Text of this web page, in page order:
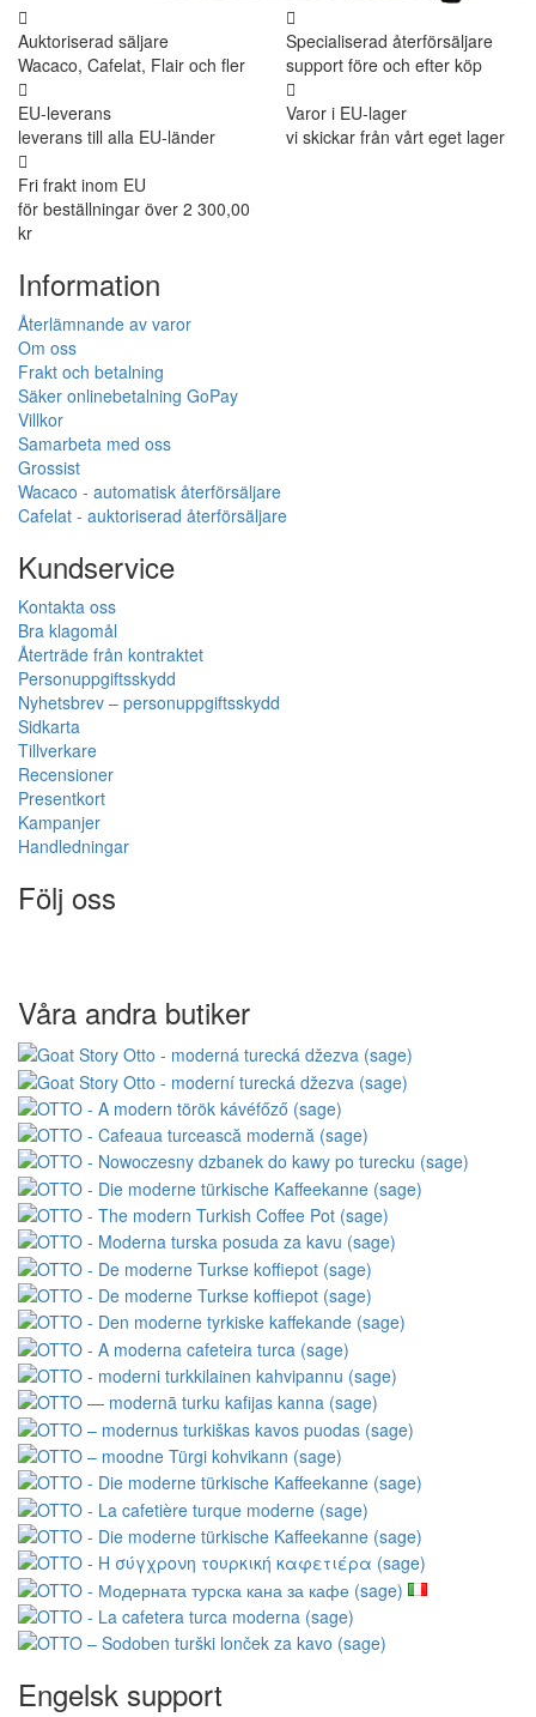
Auktoriserad säljare
Wacaco, Cafelat, Flair och fler
Specialiserad återförsäljare
support före och efter köp
EU-leverans
leverans till alla EU-länder
Varor i EU-lager
vi skickar från vårt eget lager
Fri frakt inom EU
för beställningar över 2 300,00
kr
Information
Återlämnande av varor
Om oss
Frakt och betalning
Säker onlinebetalning GoPay
Villkor
Samarbeta med oss
Grossist
Wacaco - automatisk återförsäljare
Cafelat - auktoriserad återförsäljare
Kundservice
Kontakta oss
Bra klagomål
Återträde från kontraktet
Personuppgiftsskydd
Nyhetsbrev – personuppgiftsskydd
Sidkarta
Tillverkare
Recensioner
Presentkort
Kampanjer
Handledningar
Följ oss
Våra andra butiker
Engelsk support